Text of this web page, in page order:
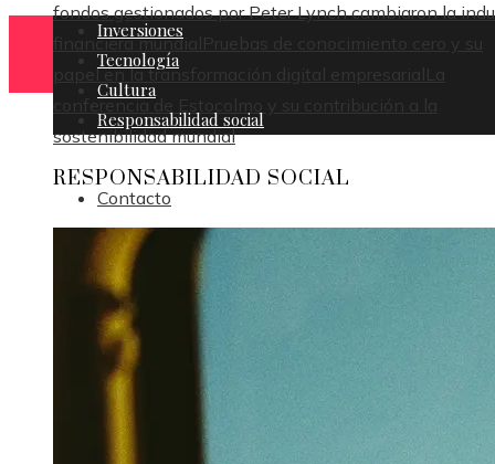
fondos gestionados por Peter Lynch cambiaron la
financiera mundial
Pruebas de conocimiento cero y su
papel en la transformación digital empresarial
La
conferencia de Estocolmo y su contribución a la
sostenibilidad mundial
Contacto
Política de Privacidad
Inversiones
Tecnología
Cultura
Responsabilidad social
RESPONSABILIDAD SOCIAL